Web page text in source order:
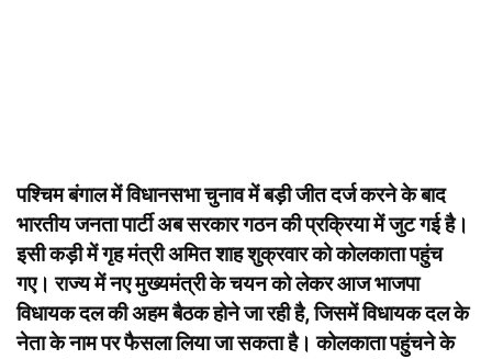
पश्चिम बंगाल में विधानसभा चुनाव में बड़ी जीत दर्ज करने के बाद
भारतीय जनता पार्टी अब सरकार गठन की प्रक्रिया में जुट गई है।
इसी कड़ी में गृह मंत्री अमित शाह शुक्रवार को कोलकाता पहुंच
गए। राज्य में नए मुख्यमंत्री के चयन को लेकर आज भाजपा
विधायक दल की अहम बैठक होने जा रही है, जिसमें विधायक दल के
नेता के नाम पर फैसला लिया जा सकता है। कोलकाता पहुंचने के